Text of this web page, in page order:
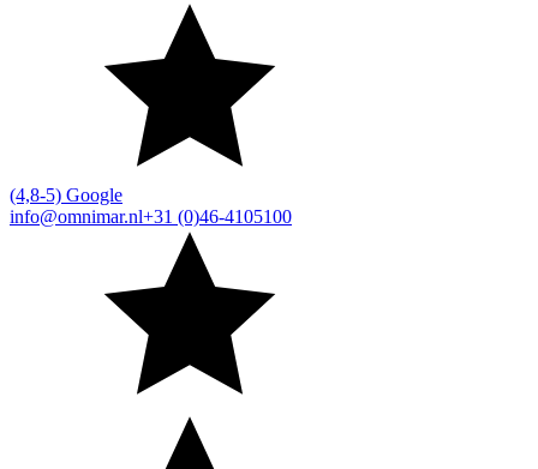
(4,8-5) Google
info@omnimar.nl+31 (0)46-4105100